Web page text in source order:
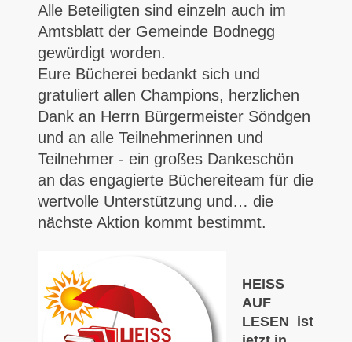
Alle Beteiligten sind einzeln auch im
Amtsblatt der Gemeinde Bodnegg
gewürdigt worden.
Eure Bücherei bedankt sich und
gratuliert allen Champions, herzlichen
Dank an Herrn Bürgermeister Söndgen
und an alle Teilnehmerinnen und
Teilnehmer - ein großes Dankeschön
an das engagierte Büchereiteam für die
wertvolle Unterstützung und… die
nächste Aktion kommt bestimmt.
HEISS
AUF
LESEN ist